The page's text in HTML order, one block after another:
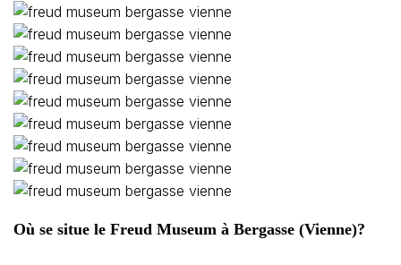
Où se situe le Freud Museum à Bergasse (Vienne)?